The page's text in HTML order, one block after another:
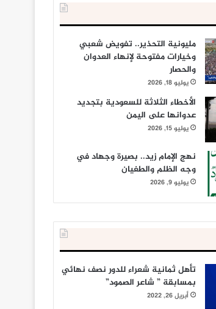
مليونية التحذير.. تفويض شعبي
وخيارات مفتوحة لإنهاء العدوان
والحصار
يوليو 18, 2026
الأخطاء الثلاثة للسعودية بتجديد
عدوانها على اليمن
يوليو 15, 2026
نهج الإمام زيد.. بصيرة وجهاد في
وجه الظلم والطغيان
يوليو 9, 2026
تأهل ثمانية شعراء للدور نصف نهائي
بمسابقة ” شاعر الصمود”
أبريل 26, 2022